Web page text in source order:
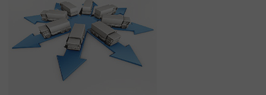
Международная доставка авто
Контейнерные перевозки
Международные автомобильные перевозки
Международные ритуальные перевозки
Перевозки из Европы